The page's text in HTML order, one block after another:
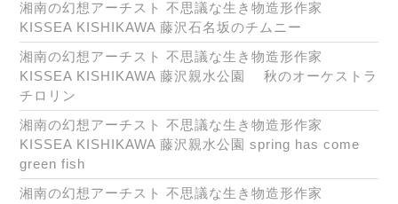
湘南の幻想アーチスト 不思議な生き物造形作家
KISSEA KISHIKAWA 藤沢石名坂のチムニー
湘南の幻想アーチスト 不思議な生き物造形作家
KISSEA KISHIKAWA 藤沢親水公園 秋のオーケストラ
チロリン
湘南の幻想アーチスト 不思議な生き物造形作家
KISSEA KISHIKAWA 藤沢親水公園 spring has come
green fish
湘南の幻想アーチスト 不思議な生き物造形作家